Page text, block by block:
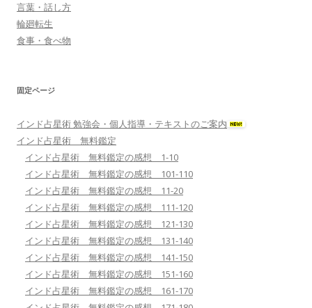
言葉・話し方
輪廻転生
食事・食べ物
固定ページ
インド占星術 勉強会・個人指導・テキストのご案内
インド占星術 無料鑑定
インド占星術 無料鑑定の感想 1-10
インド占星術 無料鑑定の感想 101-110
インド占星術 無料鑑定の感想 11-20
インド占星術 無料鑑定の感想 111-120
インド占星術 無料鑑定の感想 121-130
インド占星術 無料鑑定の感想 131-140
インド占星術 無料鑑定の感想 141-150
インド占星術 無料鑑定の感想 151-160
インド占星術 無料鑑定の感想 161-170